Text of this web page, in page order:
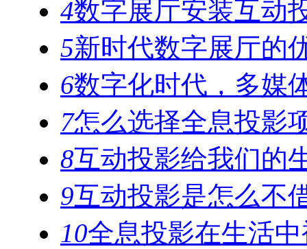
4数字展厅安装互动
5新时代数字展厅的
6数字化时代，多媒
7怎么选择全息投影
8互动投影给我们的
9互动投影是怎么不
10全息投影在生活